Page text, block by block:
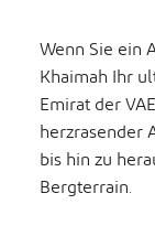
Wenn Sie ein
Khaimah Ihr
Emirat der
herzrasender
bis hin zu
Bergterrain.